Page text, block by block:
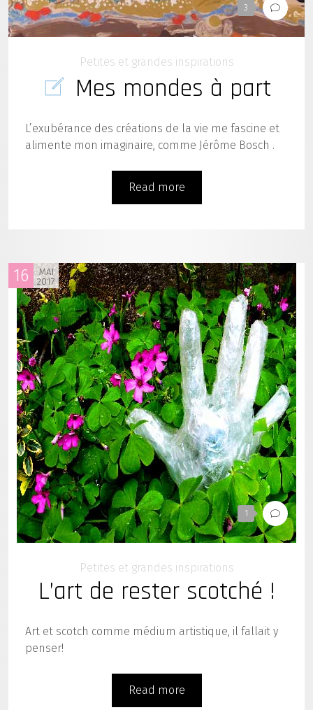
3
Petites et grandes inspirations
Mes mondes à part
L’exubérance des créations de la vie me fascine et
alimente mon imaginaire, comme Jérôme Bosch .
Read more
16
MAI
2017
1
Petites et grandes inspirations
L’art de rester scotché !
Art et scotch comme médium artistique, il fallait y
penser!
Read more